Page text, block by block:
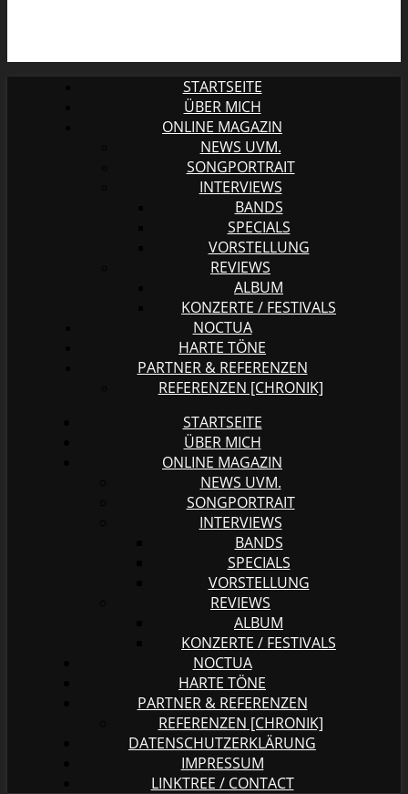
STARTSEITE
ÜBER MICH
ONLINE MAGAZIN
NEWS UVM.
SONGPORTRAIT
INTERVIEWS
BANDS
SPECIALS
VORSTELLUNG
REVIEWS
ALBUM
KONZERTE / FESTIVALS
NOCTUA
HARTE TÖNE
PARTNER & REFERENZEN
REFERENZEN [CHRONIK]
STARTSEITE
ÜBER MICH
ONLINE MAGAZIN
NEWS UVM.
SONGPORTRAIT
INTERVIEWS
BANDS
SPECIALS
VORSTELLUNG
REVIEWS
ALBUM
KONZERTE / FESTIVALS
NOCTUA
HARTE TÖNE
PARTNER & REFERENZEN
REFERENZEN [CHRONIK]
DATENSCHUTZERKLÄRUNG
IMPRESSUM
LINKTREE / CONTACT